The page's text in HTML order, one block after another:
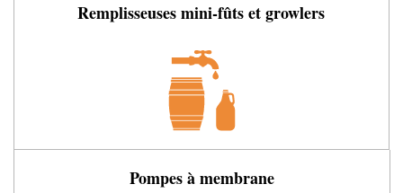
Remplisseuses mini-fûts et growlers
Pompes à membrane